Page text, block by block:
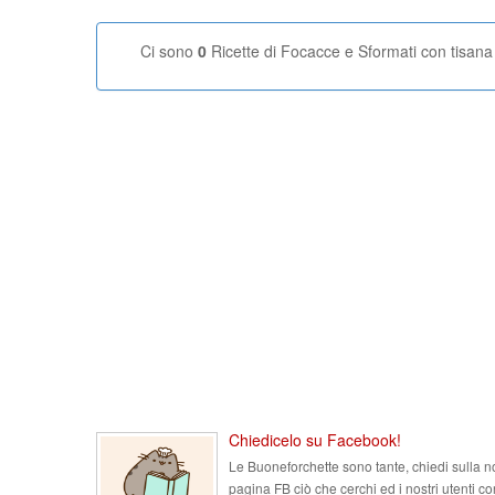
Ci sono 0 Ricette di Focacce e Sformati con tisana
Chiedicelo su Facebook!
Le Buoneforchette sono tante, chiedi sulla
pagina FB ciò che cerchi ed i nostri utenti